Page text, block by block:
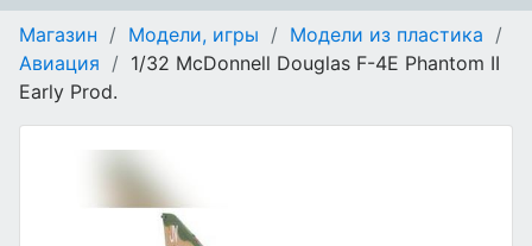
Магазин / Модели, игры / Модели из пластика /
Авиация / 1/32 McDonnell Douglas F-4E Phantom II
Early Prod.